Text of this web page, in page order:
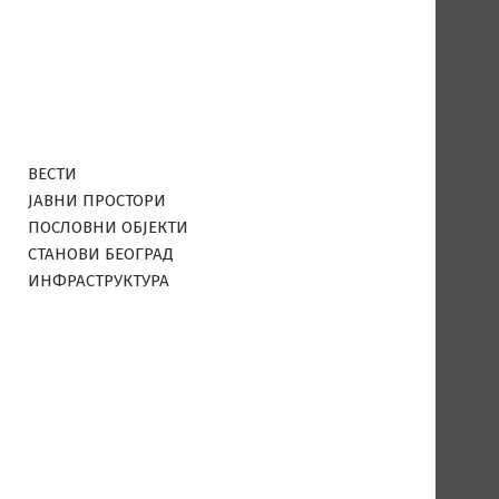
ВЕСТИ
ЈАВНИ ПРОСТОРИ
ПОСЛОВНИ ОБЈЕКТИ
СТАНОВИ БЕОГРАД
ИНФРАСТРУКТУРА